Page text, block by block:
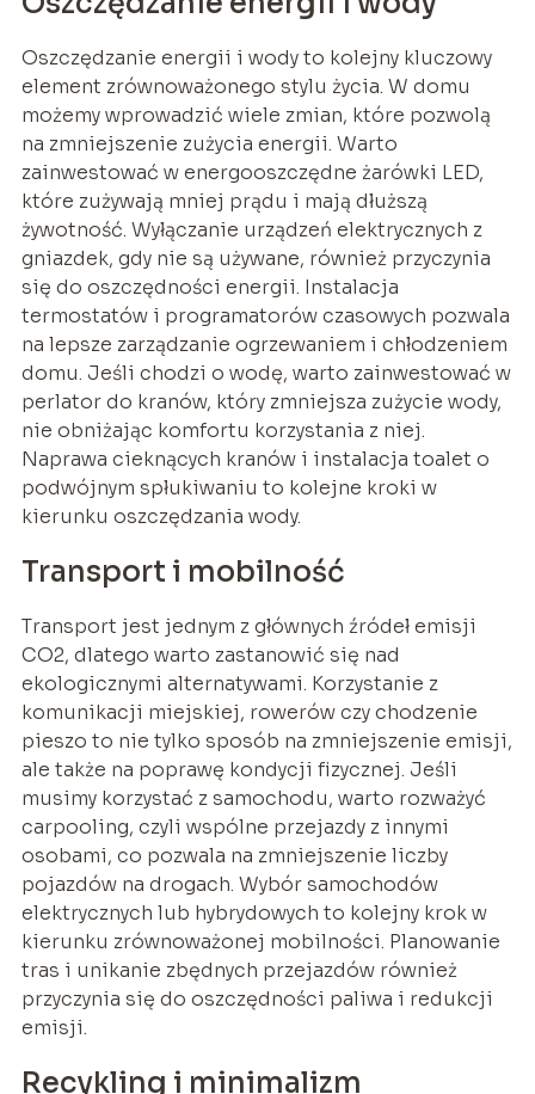
Oszczędzanie energii i wody to kolejny kluczowy
element zrównoważonego stylu życia. W domu
możemy wprowadzić wiele zmian, które pozwolą
na zmniejszenie zużycia energii. Warto
zainwestować w energooszczędne żarówki LED,
które zużywają mniej prądu i mają dłuższą
żywotność. Wyłączanie urządzeń elektrycznych z
gniazdek, gdy nie są używane, również przyczynia
się do oszczędności energii. Instalacja
termostatów i programatorów czasowych pozwala
na lepsze zarządzanie ogrzewaniem i chłodzeniem
domu. Jeśli chodzi o wodę, warto zainwestować w
perlator do kranów, który zmniejsza zużycie wody,
nie obniżając komfortu korzystania z niej.
Naprawa cieknących kranów i instalacja toalet o
podwójnym spłukiwaniu to kolejne kroki w
kierunku oszczędzania wody.
Transport i mobilność
Transport jest jednym z głównych źródeł emisji
CO2, dlatego warto zastanowić się nad
ekologicznymi alternatywami. Korzystanie z
komunikacji miejskiej, rowerów czy chodzenie
pieszo to nie tylko sposób na zmniejszenie emisji,
ale także na poprawę kondycji fizycznej. Jeśli
musimy korzystać z samochodu, warto rozważyć
carpooling, czyli wspólne przejazdy z innymi
osobami, co pozwala na zmniejszenie liczby
pojazdów na drogach. Wybór samochodów
elektrycznych lub hybrydowych to kolejny krok w
kierunku zrównoważonej mobilności. Planowanie
tras i unikanie zbędnych przejazdów również
przyczynia się do oszczędności paliwa i redukcji
emisji.
Recykling i minimalizm